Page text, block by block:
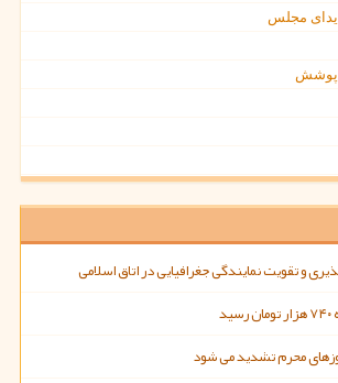
مجلس
پوشش
و تقویت نمایندگی جغرافیایی در اتاق اسلامی
محرم تشدید می شود